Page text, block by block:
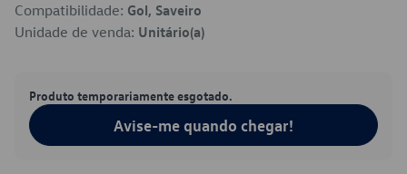
Compatibilidade: Gol, Saveiro
Unidade de venda: Unitário(a)
Produto temporariamente esgotado.
Avise-me quando chegar!